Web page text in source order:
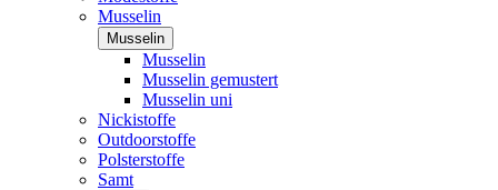
Musselin
Musselin
Musselin
Musselin gemustert
Musselin uni
Nickistoffe
Outdoorstoffe
Polsterstoffe
Samt